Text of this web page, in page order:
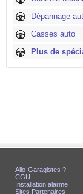
Dépannage
Casses auto
Plus de
Allo-Garagistes ?
CGU
Installation alarme
Sites Partenaires